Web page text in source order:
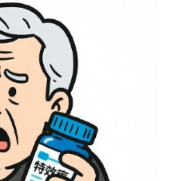
湖北
海南
云南
黑龙江